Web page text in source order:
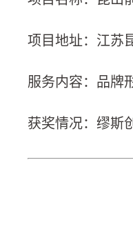
项目地址：江苏
服务内容：品牌
获奖情况：缪